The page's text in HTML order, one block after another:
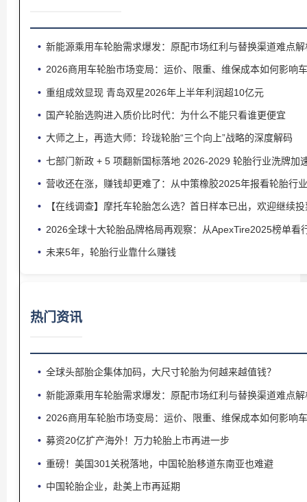
新能源乘用车轮胎需求爆发：原配市场红利与替换渠道难点解
2026商用车轮胎市场变局：运价、限重、维保成本如何影响
重组成效显现 青岛双星2026年上半年利润超10亿元
国产轮胎选购进入质价比时代：为什么不能只看谁更便宜
大师之上，再造大师：玲珑轮胎“三个向上”战略的深度解码
七部门新政 + 5 项翻新国标落地 2026‑2029 轮胎行业洗牌加
营收还在涨，赚钱却更难了：从中策橡胶2025年报看轮胎行
【在线调查】摩托车轮胎怎么选？首日样本已出，欢迎继续投
2026全球十大轮胎品牌格局再观察：从ApexTire2025榜单看
未来5年，轮胎行业靠什么赚钱
热门资讯
全球头部胎企集体加码，大尺寸轮胎为何越来越值钱？
新能源乘用车轮胎需求爆发：原配市场红利与替换渠道难点解
2026商用车轮胎市场变局：运价、限重、维保成本如何影响
募资20亿扩产海外！万力轮胎上市再进一步
重磅！美国301关税落地，中国轮胎移道东南亚也难避
中国轮胎企业，赴美上市再延期